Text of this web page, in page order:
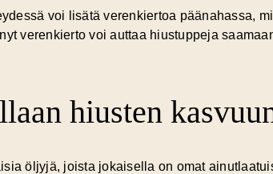
voi lisätä verenkiertoa päänahassa,
verenkierto voi auttaa hiustuppeja
hiusten
öljyjä, joista jokaisella on omat